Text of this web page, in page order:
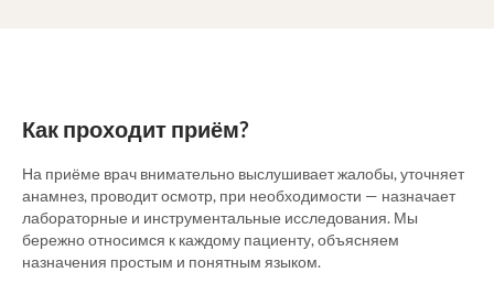
Как проходит приём?
На приёме врач внимательно выслушивает жалобы, уточняет
анамнез, проводит осмотр, при необходимости — назначает
лабораторные и инструментальные исследования. Мы
бережно относимся к каждому пациенту, объясняем
назначения простым и понятным языком.